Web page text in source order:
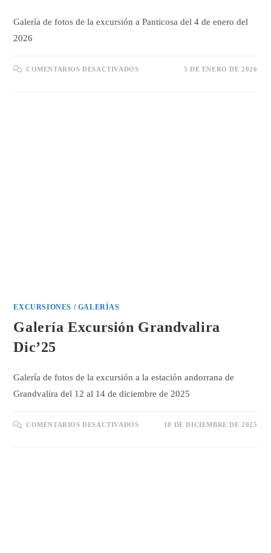
Galería de fotos de la excursión a Panticosa del 4 de enero del
2026
COMENTARIOS DESACTIVADOSEN
5 DE ENERO DE 2026
EXCURSIONES / GALERÍAS
Galería Excursión Grandvalira
Dic’25
Galería de fotos de la excursión a la estación andorrana de
Grandvalira del 12 al 14 de diciembre de 2025
COMENTARIOS DESACTIVADOSEN
18 DE DICIEMBRE DE 2025